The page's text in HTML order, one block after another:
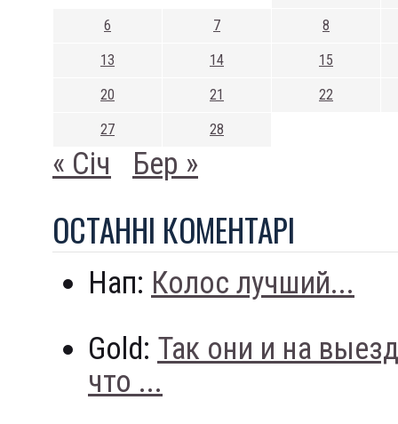
6 7 8
13 14 15
20 21 22
27 28
« Січ Бер »
ОСТАННI КОМЕНТАРI
Нап: Колос лучший...
Gold: Так они и на
что ...